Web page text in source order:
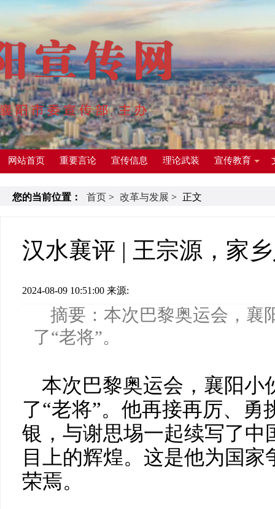
网站首页 重要言论 宣传信息 理论武装 宣传教育
您的当前位置： 首页 > 改革与发展 > 正文
汉水襄评 | 王宗源，家
2024-08-09 10:51:00 来源:
摘要：本次巴黎奥运会，襄
了“老将”。
本次巴黎奥运会，襄阳小
了“老将”。他再接再厉、勇
银，与谢思埸一起续写了中
目上的辉煌。这是他为国
荣焉。